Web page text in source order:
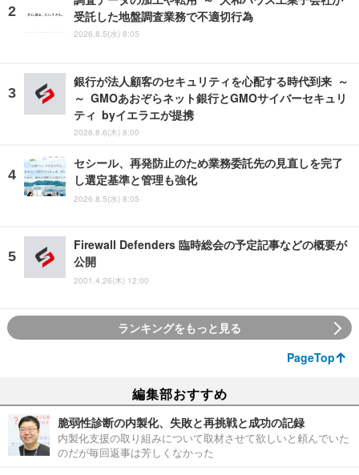
受託した地盤調査業務で不適切行為
2026.8.5(水) 8:05
銀行が法人顧客のセキュリティを心配する時代到来 ～
～ GMOあおぞらネット銀行とGMOサイバーセキュリ
ティ byイエラエが提携
2026.8.6(木) 8:00
セシール、再発防止のため業務委託先の見直しを完了
し選定基準と管理も強化
2026.8.5(水) 8:05
Firewall Defenders 臨時総会の予定記事などの概要が
公開
2001.4.26(木) 12:00
ランキングをもっと見る
PageTop
編集部おすすめ
脆弱性診断の内製化、失敗と再挑戦と成功の記録
内製化支援の取り組みについて取材させて欲しいと頼んでいた
のだが毎回返事は芳しくなかった